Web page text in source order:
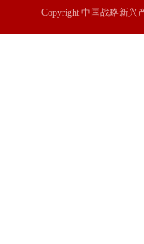
Copyright 中国战略新兴